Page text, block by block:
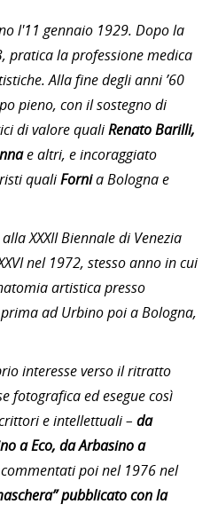
l'11 gennaio 1929. Dopo la
pratica la professione medica
Alla fine degli anni ’60
pieno, con il sostegno di
di valore qualiRenato Barilli,
e altri, e incoraggiato
qualiFornia Bologna e
XXXII Biennale di Venezia
nel 1972, stesso anno in cui
artistica presso
ad Urbino poi a Bologna,
interesse verso il ritratto
fotografica ed esegue così
e intellettuali – da
a Eco, da Arbasino a
poi nel 1976 nel
pubblicato con la